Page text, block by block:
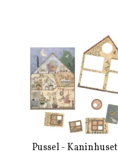
Pussel - Kaninhuset